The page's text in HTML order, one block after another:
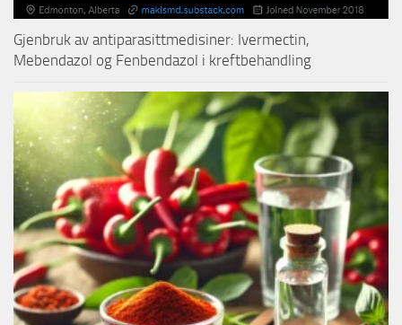
Gjenbruk av antiparasittmedisiner: Ivermectin,
Mebendazol og Fenbendazol i kreftbehandling